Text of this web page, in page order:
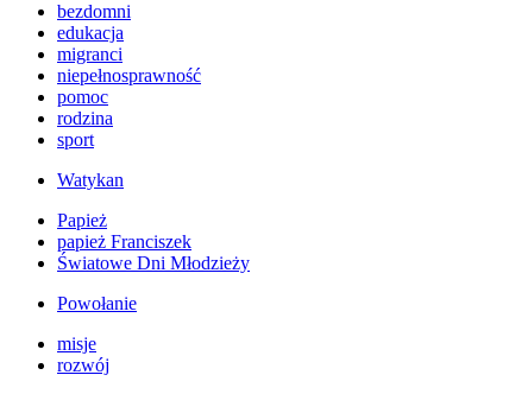
bezdomni
edukacja
migranci
niepełnosprawność
pomoc
rodzina
sport
Watykan
Papież
papież Franciszek
Światowe Dni Młodzieży
Powołanie
misje
rozwój